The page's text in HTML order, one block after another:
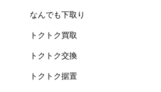
なんでも下取り
トクトク買取
トクトク交換
トクトク据置